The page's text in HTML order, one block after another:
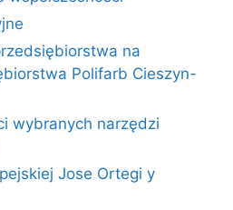
na
Polifarb Cieszyn-
wybranych narzędzi
Jose Ortegi y